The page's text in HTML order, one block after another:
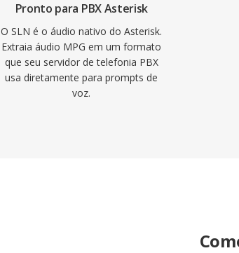
Pronto para PBX Asterisk
O SLN é o áudio nativo do Asterisk.
Extraia áudio MPG em um formato
que seu servidor de telefonia PBX
usa diretamente para prompts de
voz.